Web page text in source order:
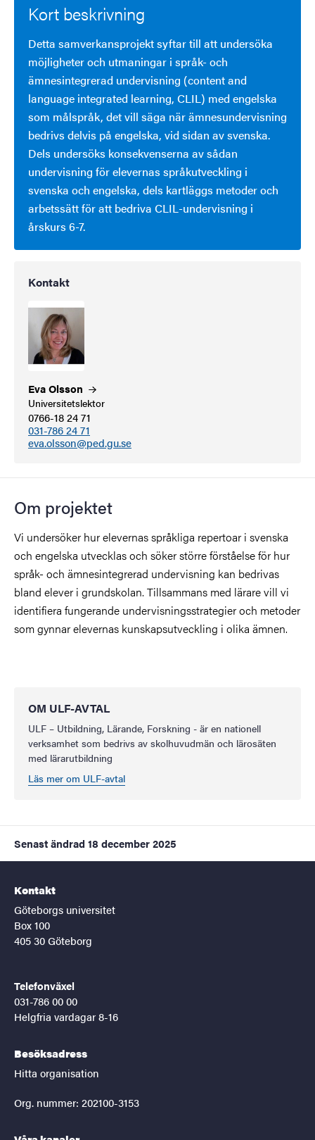
Kort beskrivning
Detta samverkansprojekt syftar till att undersöka
möjligheter och utmaningar i språk- och
ämnesintegrerad undervisning (content and
language integrated learning, CLIL) med engelska
som målspråk, det vill säga när ämnesundervisning
bedrivs delvis på engelska, vid sidan av svenska.
Dels undersöks konsekvenserna av sådan
undervisning för elevernas språkutveckling i
svenska och engelska, dels kartläggs metoder och
arbetssätt för att bedriva CLIL-undervisning i
årskurs 6-7.
Kontakt
EvaOlsson
Universitetslektor
0766-18 24 71
031-786 24 71
eva.olsson@ped.gu.se
Om projektet
Vi undersöker hur elevernas språkliga repertoar i svenska
och engelska utvecklas och söker större förståelse för hur
språk- och ämnesintegrerad undervisning kan bedrivas
bland elever i grundskolan. Tillsammans med lärare vill vi
identifiera fungerande undervisningsstrategier och metoder
som gynnar elevernas kunskapsutveckling i olika ämnen.
OM ULF-AVTAL
ULF – Utbildning, Lärande, Forskning - är en nationell
verksamhet som bedrivs av skolhuvudmän och lärosäten
med lärarutbildning
Läs mer om ULF-avtal
Senast ändrad 18 december 2025
Kontakt
Göteborgs universitet
Box 100
405 30 Göteborg
Telefonväxel
031-786 00 00
Helgfria vardagar 8-16
Besöksadress
Hitta organisation
Org. nummer: 202100-3153